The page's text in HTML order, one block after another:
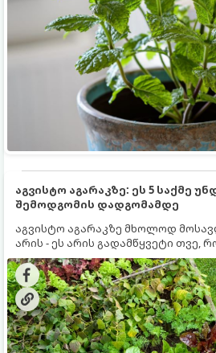
აგვისტო აგარაკზე: ეს 5 საქმე
შემოდგომის დადგომამდე
აგვისტო აგარაკზე მხოლოდ
არის - ეს არის გადამწყვეტი თვე,
ეყრება მომავალი წლის
შემოდგომა-ზამთრის
ნიადაგმა ენერგია აღიდგინოს,
ზამთარს გაუძლონ, აგვისტოს
მნიშვნელოვანი საქმის გაკეთება